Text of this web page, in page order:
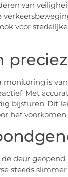
van
voor
is
Met
bijsturen. Dit
het
deur
steeds